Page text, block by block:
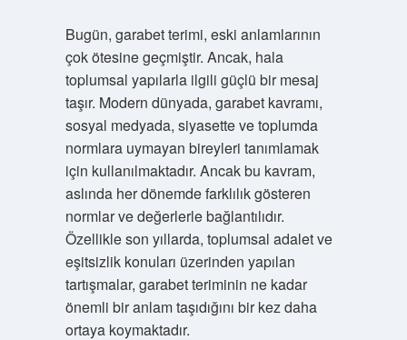
Bugün, garabet terimi, eski anlamlarının
çok ötesine geçmiştir. Ancak, hala
toplumsal yapılarla ilgili güçlü bir mesaj
taşır. Modern dünyada, garabet kavramı,
sosyal medyada, siyasette ve toplumda
normlara uymayan bireyleri tanımlamak
için kullanılmaktadır. Ancak bu kavram,
aslında her dönemde farklılık gösteren
normlar ve değerlerle bağlantılıdır.
Özellikle son yıllarda, toplumsal adalet ve
eşitsizlik konuları üzerinden yapılan
tartışmalar, garabet teriminin ne kadar
önemli bir anlam taşıdığını bir kez daha
ortaya koymaktadır.